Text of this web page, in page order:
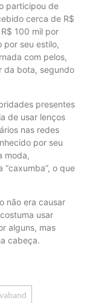
participou de
cerca de R$
100 mil por
por seu estilo,
com pelos,
da bota, segundo
presentes
de usar lenços
nas redes
por seu
moda,
o que
não era causar
usar
alguns, mas
cabeça.